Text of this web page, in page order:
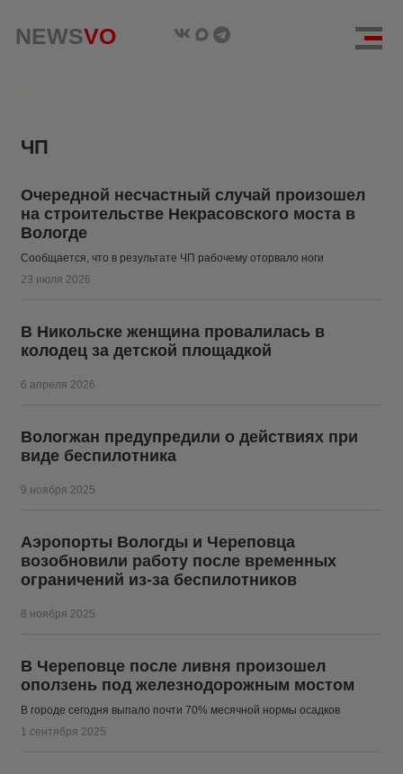
NEWSVO
NEWSVO
ЧП
Очередной несчастный случай произошел
на строительстве Некрасовского моста в
Вологде
Сообщается, что в результате ЧП рабочему оторвало ноги
23 июля 2026
В Никольске женщина провалилась в
колодец за детской площадкой
6 апреля 2026
Вологжан предупредили о действиях при
виде беспилотника
9 ноября 2025
Аэропорты Вологды и Череповца
возобновили работу после временных
ограничений из-за беспилотников
8 ноября 2025
В Череповце после ливня произошел
оползень под железнодорожным мостом
В городе сегодня выпало почти 70% месячной нормы осадков
1 сентября 2025